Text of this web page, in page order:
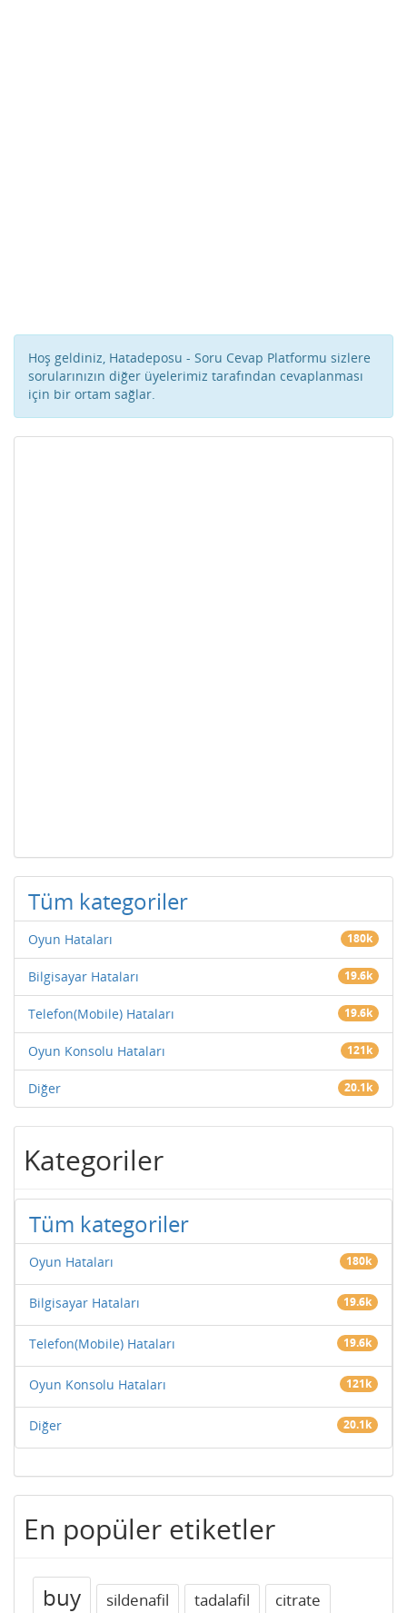
Hoş geldiniz, Hatadeposu - Soru Cevap Platformu sizlere
sorularınızın diğer üyelerimiz tarafından cevaplanması
için bir ortam sağlar.
Tüm kategoriler
Oyun Hataları 180k
Bilgisayar Hataları 19.6k
Telefon(Mobile) Hataları 19.6k
Oyun Konsolu Hataları 121k
Diğer 20.1k
Kategoriler
Tüm kategoriler
Oyun Hataları 180k
Bilgisayar Hataları 19.6k
Telefon(Mobile) Hataları 19.6k
Oyun Konsolu Hataları 121k
Diğer 20.1k
En popüler etiketler
buy sildenafil tadalafil
citrate